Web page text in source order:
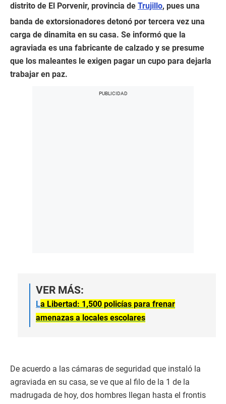
distrito de El Porvenir, provincia de Trujillo, pues una
banda de extorsionadores detonó por tercera vez una
carga de dinamita en su casa. Se informó que la
agraviada es una fabricante de calzado y se presume
que los maleantes le exigen pagar un cupo para dejarla
trabajar en paz.
VER MÁS:
La Libertad: 1,500 policías para frenar
amenazas a locales escolares
De acuerdo a las cámaras de seguridad que instaló la
agraviada en su casa, se ve que al filo de la 1 de la
madrugada de hoy, dos hombres llegan hasta el frontis